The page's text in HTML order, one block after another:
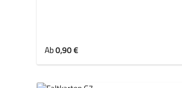
Regulärer Preis:
Ab0,90 €